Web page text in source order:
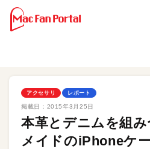
アクセサリ レポート
掲載日： 2015年3月25日
本革とデニムを組
メイドのiPhoneケ